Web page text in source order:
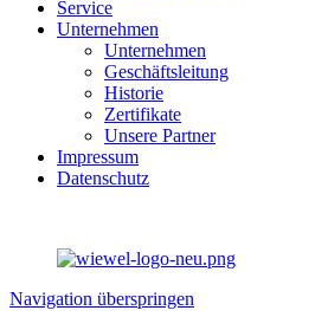
Service
Unternehmen
Unternehmen
Geschäftsleitung
Historie
Zertifikate
Unsere Partner
Impressum
Datenschutz
Navigation überspringen